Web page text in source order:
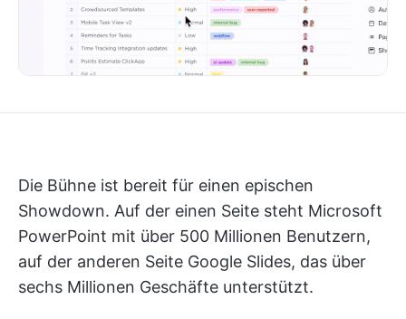
Die Bühne ist bereit für einen epischen
Showdown. Auf der einen Seite steht Microsoft
PowerPoint mit über 500 Millionen Benutzern,
auf der anderen Seite Google Slides, das über
sechs Millionen Geschäfte unterstützt.